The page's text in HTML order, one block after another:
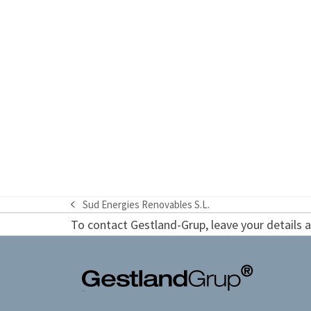
previous
post:
Sud Energies Renovables S.L.
To contact Gestland-Grup, leave your details